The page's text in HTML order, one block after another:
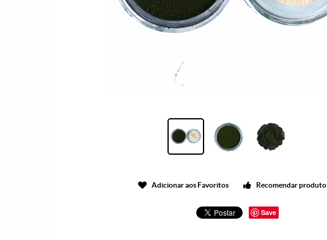
Adicionar aos Favoritos Recomendar produto
Save